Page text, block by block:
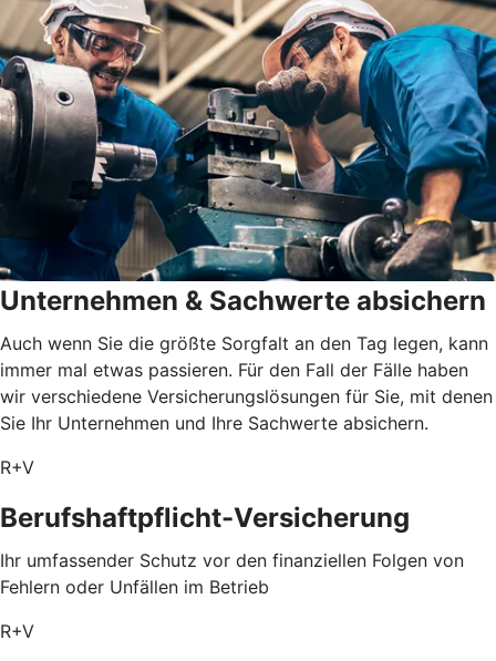
Unternehmen & Sachwerte absichern
Auch wenn Sie die größte Sorgfalt an den Tag legen, kann
immer mal etwas passieren. Für den Fall der Fälle haben
wir verschiedene Versicherungslösungen für Sie, mit denen
Sie Ihr Unternehmen und Ihre Sachwerte absichern.
R+V
Berufshaftpflicht-Versicherung
Ihr umfassender Schutz vor den finanziellen Folgen von
Fehlern oder Unfällen im Betrieb
R+V